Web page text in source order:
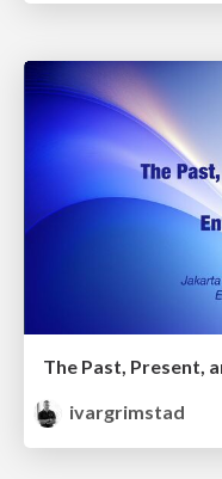
The Past, Present,
ivargrimstad